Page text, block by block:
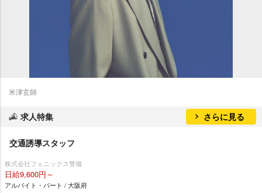
米津玄師
求人特集 さらに見る
交通誘導スタッフ
株式会社フェニックス警備
日給9,600円～
アルバイト・パート / 大阪府